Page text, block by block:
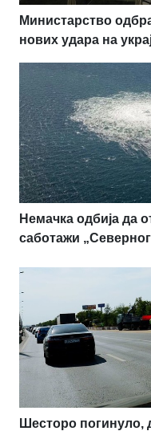
Министарство
нових удара на
Немачка одбија да
саботажи
Шесторо погинуло,